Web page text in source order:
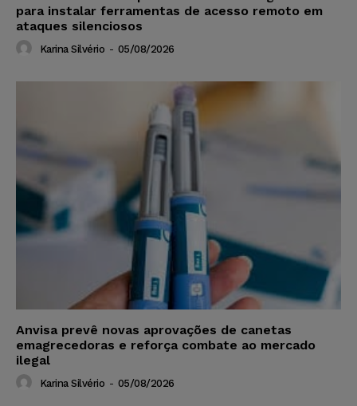
para instalar ferramentas de acesso remoto em
ataques silenciosos
Karina Silvério - 05/08/2026
Anvisa prevê novas aprovações de canetas
emagrecedoras e reforça combate ao mercado
ilegal
Karina Silvério - 05/08/2026